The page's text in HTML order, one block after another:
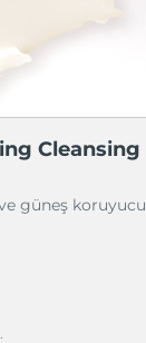
Cleansing
güneş koruyucu